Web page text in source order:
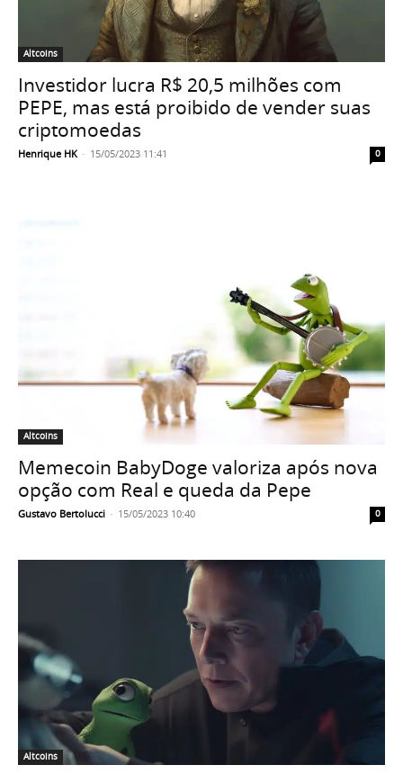
Altcoins
Investidor lucra R$ 20,5 milhões com
PEPE, mas está proibido de vender suas
criptomoedas
Henrique HK - 15/05/2023 11:41 0
Altcoins
Memecoin BabyDoge valoriza após nova
opção com Real e queda da Pepe
Gustavo Bertolucci - 15/05/2023 10:40 0
Altcoins